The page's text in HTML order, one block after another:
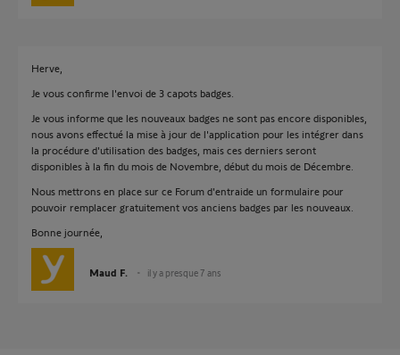
Herve,
Je vous confirme l'envoi de 3 capots badges.
Je vous informe que les nouveaux badges ne sont pas encore disponibles,
nous avons effectué la mise à jour de l'application pour les intégrer dans
la procédure d'utilisation des badges, mais ces derniers seront
disponibles à la fin du mois de Novembre, début du mois de Décembre.
Nous mettrons en place sur ce Forum d'entraide un formulaire pour
pouvoir remplacer gratuitement vos anciens badges par les nouveaux.
Bonne journée,
Maud F. il y a presque 7 ans